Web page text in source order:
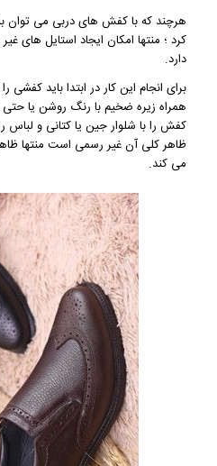
هرچند که با کفش های دربی می توان
کرد ؛ منتها امکان ایجاد استایل های
دارد.
برای انجام این کار در ابتدا باید
همراه زیره ضخیم با رنگ روشن یا
کفش را با شلوار جین یا کتانی و لباس
ظاهر کلی آن غیر رسمی است منتها
می کند.